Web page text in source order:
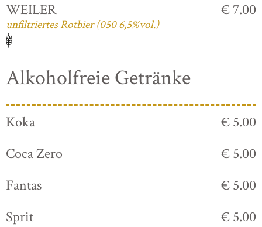
WEILER
unfiltriertes Rotbier (050 6,5%vol.)
€ 7.00
Alkoholfreie Getränke
Koka
€ 5.00
Coca Zero
€ 5.00
Fantas
€ 5.00
Sprit
€ 5.00